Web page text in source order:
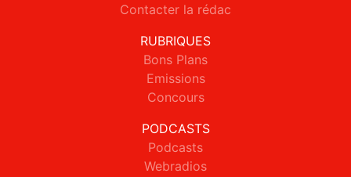
Contacter la rédac
RUBRIQUES
Bons Plans
Emissions
Concours
PODCASTS
Podcasts
Webradios